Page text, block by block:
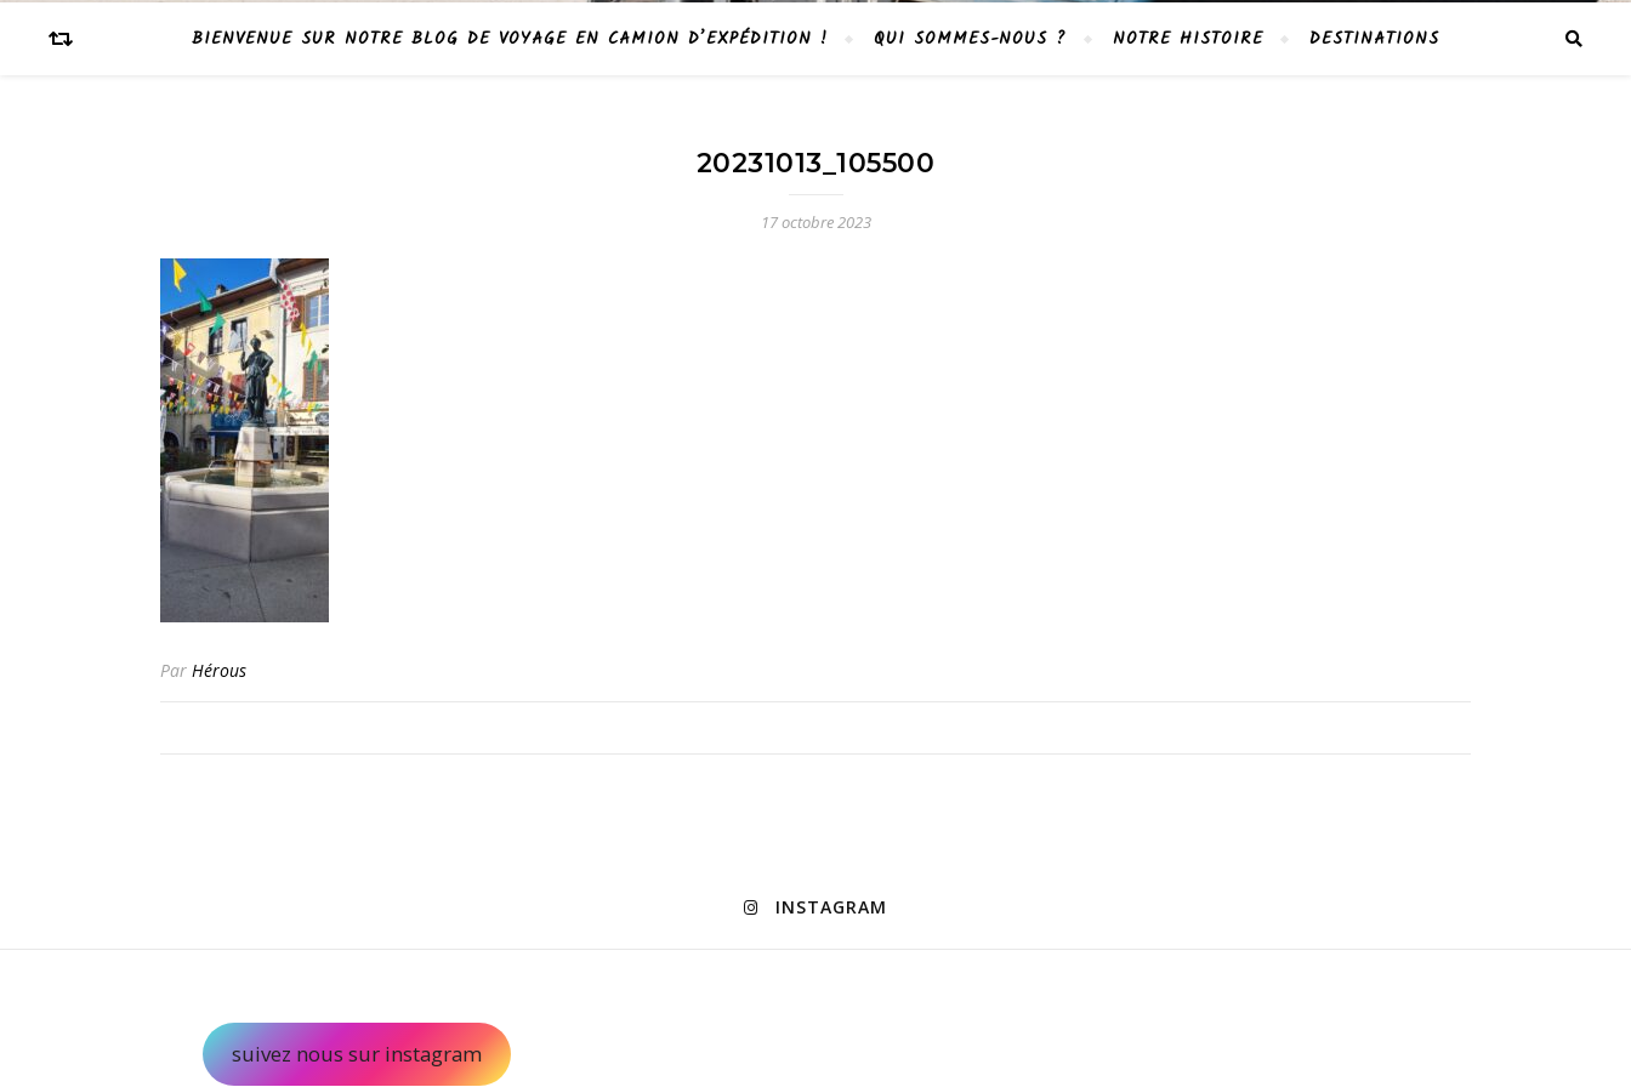
BIENVENUE SUR NOTRE BLOG DE VOYAGE EN CAMION D’EXPÉDITION ! QUI SOMMES-NOUS ? NOTRE HISTOIRE DESTINATIONS
20231013_105500
17 octobre 2023
Par Hérous
INSTAGRAM
suivez nous sur instagram